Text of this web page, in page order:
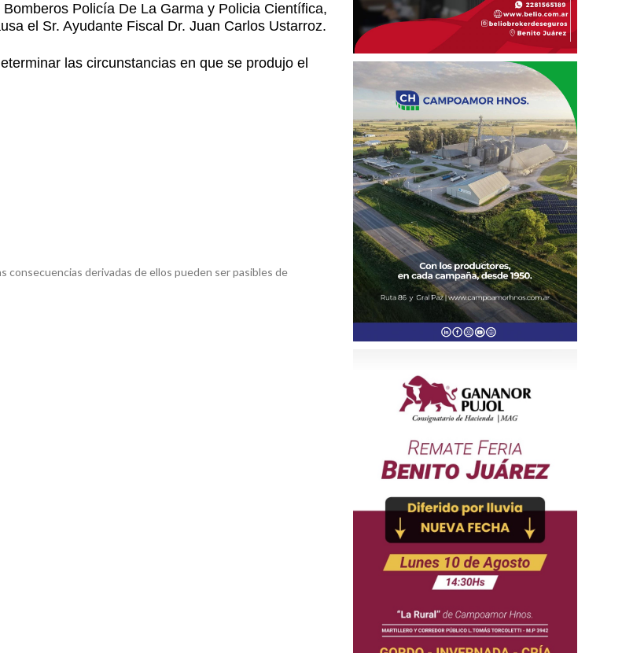
Policía De La Garma y Policia Científica,
el Sr. Ayudante Fiscal Dr. Juan Carlos Ustarroz.
las circunstancias en que se produjo el
consecuencias derivadas de ellos pueden ser pasibles de